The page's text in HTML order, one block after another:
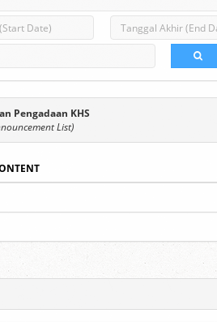
Pengadaan KHS
List)